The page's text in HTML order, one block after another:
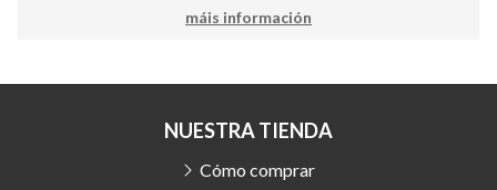
máis información
NUESTRA TIENDA
Cómo comprar